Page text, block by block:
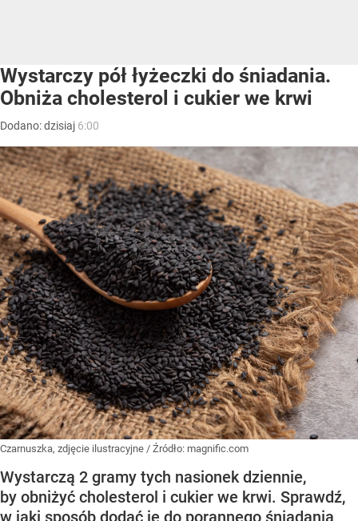
Wystarczy pół łyżeczki do śniadania.
Obniża cholesterol i cukier we krwi
Dodano:dzisiaj 6:00
Czarnuszka, zdjęcie ilustracyjne / Źródło: magnific.com
Wystarczą 2 gramy tych nasionek dziennie,
by obniżyć cholesterol i cukier we krwi. Sprawdź,
w jaki sposób dodać je do porannego śniadania